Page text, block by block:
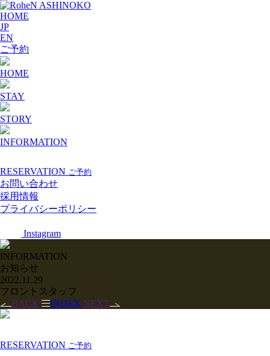
HOME
JP
EN
ご予約
HOME
STAY
STORY
INFORMATION
RESERVATION ご予約
お問い合わせ
採用情報
プライバシーポリシー
Instagram
INFORMATION
お知らせ
2022.11.29
フロントスタッフ
BACK
INDEX NEXT
RESERVATION ご予約